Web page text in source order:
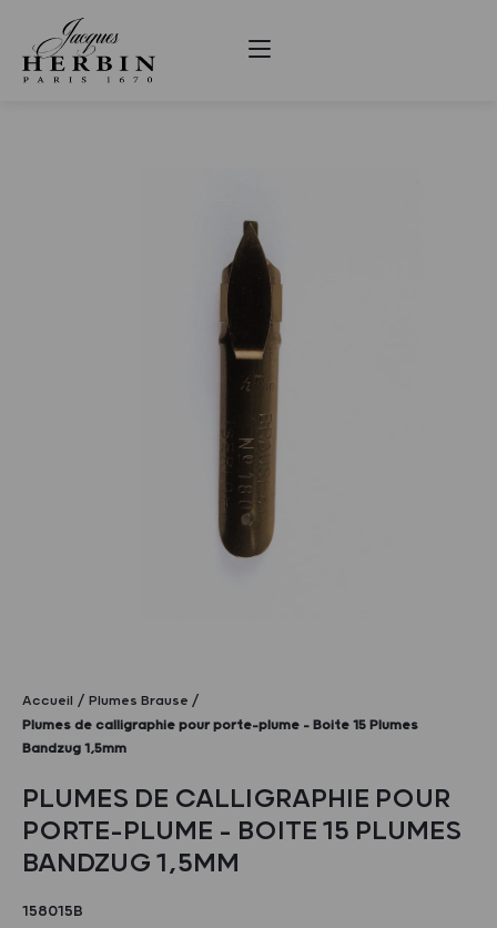
Accueil
Plumes Brause
Plumes de calligraphie pour porte-plume – Boite 15 Plumes
Bandzug 1,5mm
PLUMES DE CALLIGRAPHIE POUR
PORTE-PLUME – BOITE 15 PLUMES
BANDZUG 1,5MM
158015B